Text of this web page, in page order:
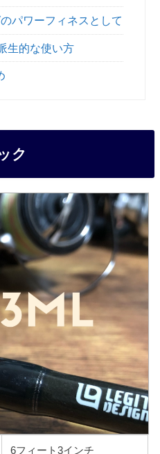
パワーフィネスとして
生的な使い方
ク
6フィート3インチ